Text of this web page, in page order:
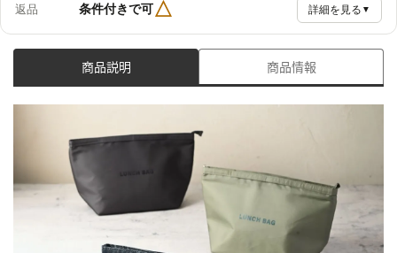
返品 条件付きで可△ 詳細を見る ▼
商品説明 商品情報